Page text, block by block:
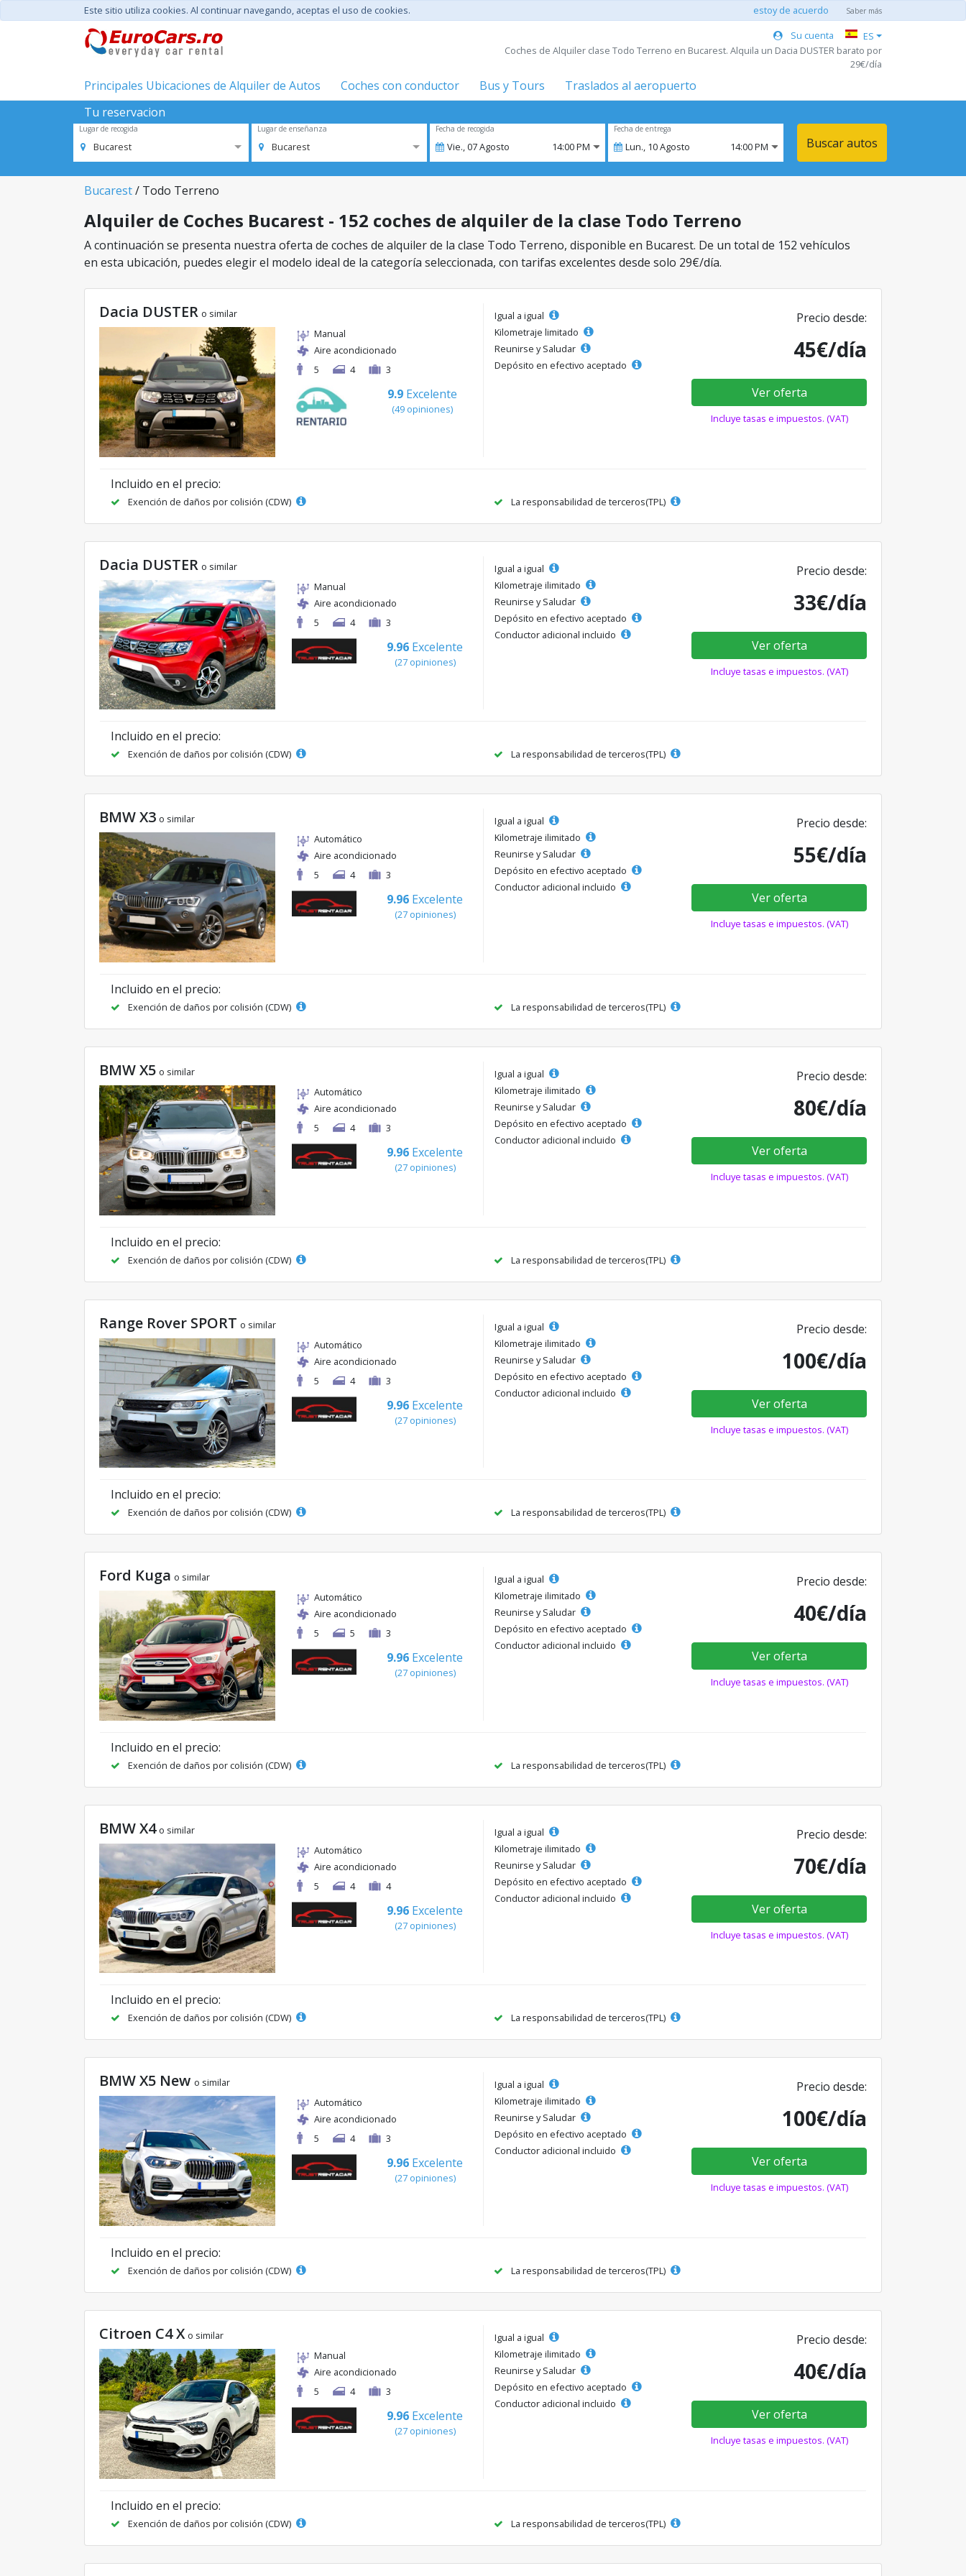
Este sitio utiliza cookies. Al continuar navegando, aceptas el uso de cookies. estoy de acuerdo Saber más
Su cuenta
ES
Coches de Alquiler clase Todo Terreno en Bucarest. Alquila un Dacia DUSTER barato por
29€/día
Principales Ubicaciones de Alquiler de Autos Coches con conductor Bus y Tours
Traslados al aeropuerto
Tu reservacion
Lugar de recogida
Bucarest
Lugar de enseñanza
Bucarest
Fecha de recogida
Vie.,07Agosto 14:00 PM
Fecha de entrega
Lun., 10Agosto 14:00 PM Buscar autos
Bucarest/ Todo Terreno
Alquiler de Coches Bucarest - 152 coches de alquiler de la clase Todo Terreno
A continuación se presenta nuestra oferta de coches de alquiler de la clase Todo Terreno, disponible en Bucarest. De un total de 152 vehículos
en esta ubicación, puedes elegir el modelo ideal de la categoría seleccionada, con tarifas excelentes desde solo 29€/día.
Dacia DUSTER o similar
Manual
Aire acondicionado
5
4 3
9.9 Excelente
(49 opiniones)
Igual a igual
Kilometraje limitado
Reunirse y Saludar
Depósito en efectivo aceptado
Precio desde:
45€/día
Ver oferta
Incluye tasas e impuestos. (VAT)
Incluido en el precio:
Exención de daños por colisión (CDW) La responsabilidad de terceros(TPL)
Dacia DUSTER o similar
Manual
Aire acondicionado
5
4 3
9.96 Excelente
(27 opiniones)
Igual a igual
Kilometraje ilimitado
Reunirse y Saludar
Depósito en efectivo aceptado
Conductor adicional incluido
Precio desde:
33€/día
Ver oferta
Incluye tasas e impuestos. (VAT)
Incluido en el precio:
Exención de daños por colisión (CDW) La responsabilidad de terceros(TPL)
BMW X3 o similar
Automático
Aire acondicionado
5
4 3
9.96 Excelente
(27 opiniones)
Igual a igual
Kilometraje ilimitado
Reunirse y Saludar
Depósito en efectivo aceptado
Conductor adicional incluido
Precio desde:
55€/día
Ver oferta
Incluye tasas e impuestos. (VAT)
Incluido en el precio:
Exención de daños por colisión (CDW) La responsabilidad de terceros(TPL)
BMW X5 o similar
Automático
Aire acondicionado
5
4 3
9.96 Excelente
(27 opiniones)
Igual a igual
Kilometraje ilimitado
Reunirse y Saludar
Depósito en efectivo aceptado
Conductor adicional incluido
Precio desde:
80€/día
Ver oferta
Incluye tasas e impuestos. (VAT)
Incluido en el precio:
Exención de daños por colisión (CDW) La responsabilidad de terceros(TPL)
Range Rover SPORT o similar
Automático
Aire acondicionado
5
4 3
9.96 Excelente
(27 opiniones)
Igual a igual
Kilometraje ilimitado
Reunirse y Saludar
Depósito en efectivo aceptado
Conductor adicional incluido
Precio desde:
100€/día
Ver oferta
Incluye tasas e impuestos. (VAT)
Incluido en el precio:
Exención de daños por colisión (CDW) La responsabilidad de terceros(TPL)
Ford Kuga o similar
Automático
Aire acondicionado
5
5 3
9.96 Excelente
(27 opiniones)
Igual a igual
Kilometraje ilimitado
Reunirse y Saludar
Depósito en efectivo aceptado
Conductor adicional incluido
Precio desde:
40€/día
Ver oferta
Incluye tasas e impuestos. (VAT)
Incluido en el precio:
Exención de daños por colisión (CDW) La responsabilidad de terceros(TPL)
BMW X4 o similar
Automático
Aire acondicionado
5
4 4
9.96 Excelente
(27 opiniones)
Igual a igual
Kilometraje ilimitado
Reunirse y Saludar
Depósito en efectivo aceptado
Conductor adicional incluido
Precio desde:
70€/día
Ver oferta
Incluye tasas e impuestos. (VAT)
Incluido en el precio:
Exención de daños por colisión (CDW) La responsabilidad de terceros(TPL)
BMW X5 New o similar
Automático
Aire acondicionado
5
4 3
9.96 Excelente
(27 opiniones)
Igual a igual
Kilometraje ilimitado
Reunirse y Saludar
Depósito en efectivo aceptado
Conductor adicional incluido
Precio desde:
100€/día
Ver oferta
Incluye tasas e impuestos. (VAT)
Incluido en el precio:
Exención de daños por colisión (CDW) La responsabilidad de terceros(TPL)
Citroen C4 X o similar
Manual
Aire acondicionado
5
4 3
9.96 Excelente
(27 opiniones)
Igual a igual
Kilometraje ilimitado
Reunirse y Saludar
Depósito en efectivo aceptado
Conductor adicional incluido
Precio desde:
40€/día
Ver oferta
Incluye tasas e impuestos. (VAT)
Incluido en el precio:
Exención de daños por colisión (CDW) La responsabilidad de terceros(TPL)